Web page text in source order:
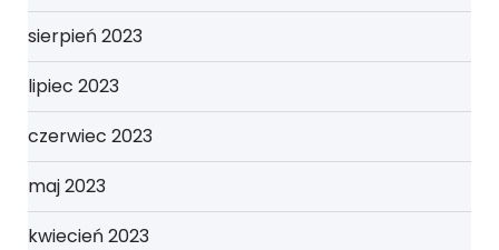
sierpień 2023
lipiec 2023
czerwiec 2023
maj 2023
kwiecień 2023